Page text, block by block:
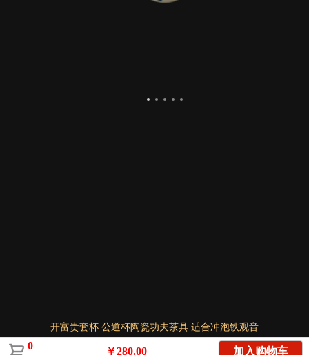
开富贵套杯 公道杯陶瓷功夫茶具 适合冲泡铁观音
0 ￥280.00 加入购物车